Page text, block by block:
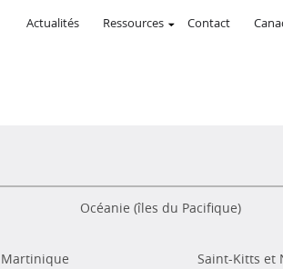
Actualités Ressources Contact
Océanie (îles du Pacifique)
Martinique
Saint-Kitts et